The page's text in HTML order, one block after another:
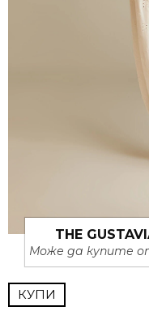
THE
Може да купите
КУПИ